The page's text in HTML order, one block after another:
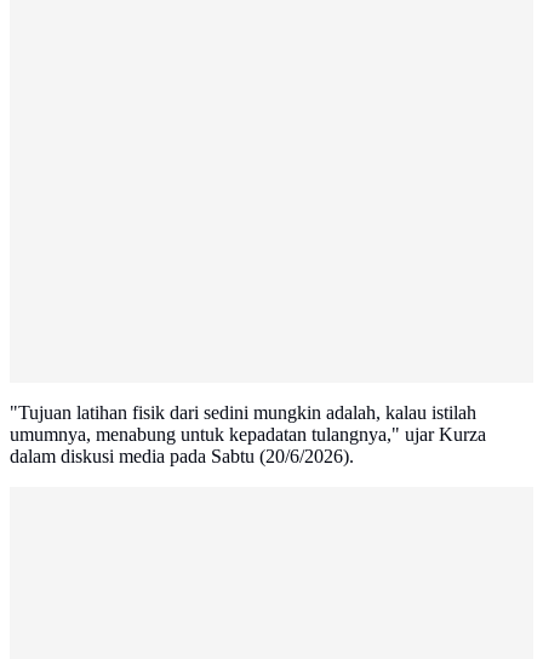
"Tujuan latihan fisik dari sedini mungkin adalah, kalau istilah
umumnya, menabung untuk kepadatan tulangnya," ujar Kurza
dalam diskusi media pada Sabtu (20/6/2026).